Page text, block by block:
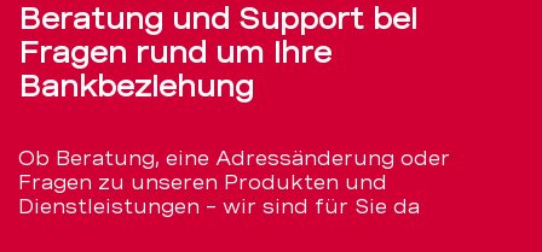
Beratung und Support bei
Fragen rund um Ihre
Bankbeziehung
Ob Beratung, eine Adressänderung oder
Fragen zu unseren Produkten und
Dienstleistungen – wir sind für Sie da